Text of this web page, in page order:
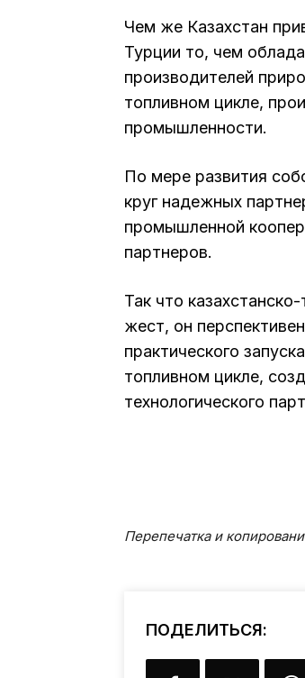
Чем же Казахстан
Турции то, чем
производителей
топливном цикле,
промышленности.
По мере развития
круг надежных
промышленной
партнеров.
Так что
жест, он
практического
топливном цикле,
технологического
Перепечатка и
ПОДЕЛИТЬСЯ: